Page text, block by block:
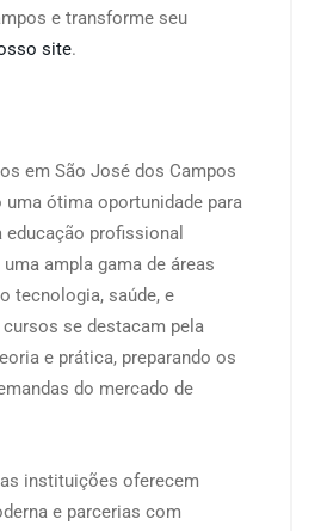
e transforme seu
site.
em São José dos Campos
ótima oportunidade para
educação profissional
ampla gama de áreas
tecnologia, saúde, e
se destacam pela
e prática, preparando os
do mercado de
instituições oferecem
e parcerias com